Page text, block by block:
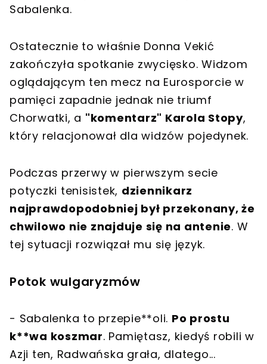
Sabalenka.
Ostatecznie to właśnie Donna Vekić
zakończyła spotkanie zwycięsko. Widzom
oglądającym ten mecz na Eurosporcie w
pamięci zapadnie jednak nie triumf
Chorwatki, a "komentarz" Karola Stopy,
który relacjonował dla widzów pojedynek.
Podczas przerwy w pierwszym secie
potyczki tenisistek, dziennikarz
najprawdopodobniej był przekonany, że
chwilowo nie znajduje się na antenie. W
tej sytuacji rozwiązał mu się język.
Potok wulgaryzmów
- Sabalenka to przepie**oli. Po prostu
k**wa koszmar. Pamiętasz, kiedyś robili w
Azji ten, Radwańska grała, dlatego...